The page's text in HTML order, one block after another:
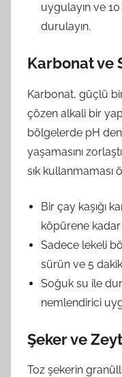
uygulayın ve
durulayın.
Karbonat ve
Karbonat, güçlü
çözen alkali bir
bölgelerde pH
yaşamasını
sık kullanmaması
Bir çay kaşığı
köpürene kadar
Sadece lekeli
sürün ve 5
Soğuk su ile
nemlendirici
Şeker ve
Toz şekerin